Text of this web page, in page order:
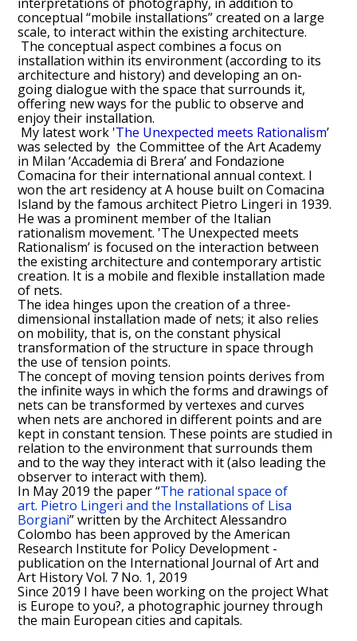
conceptual “mobile installations” created on a large
scale, to interact within the existing architecture.
The conceptual aspect combines a focus on
installation within its environment (according to its
architecture and history) and developing an on-
going dialogue with the space that surrounds it,
offering new ways for the public to observe and
enjoy their installation.
My latest work 'The Unexpected meets Rationalism’
was selected by the Committee of the Art Academy
in Milan ‘Accademia di Brera’ and Fondazione
Comacina for their international annual context. I
won the art residency at A house built on Comacina
Island by the famous architect Pietro Lingeri in 1939.
He was a prominent member of the Italian
rationalism movement. 'The Unexpected meets
Rationalism’ is focused on the interaction between
the existing architecture and contemporary artistic
creation. It is a mobile and flexible installation made
of nets.
The idea hinges upon the creation of a three-
dimensional installation made of nets; it also relies
on mobility, that is, on the constant physical
transformation of the structure in space through
the use of tension points.
The concept of moving tension points derives from
the infinite ways in which the forms and drawings of
nets can be transformed by vertexes and curves
when nets are anchored in different points and are
kept in constant tension. These points are studied in
relation to the environment that surrounds them
and to the way they interact with it (also leading the
observer to interact with them).
In May 2019 the paper “The rational space of
art. Pietro Lingeri and the Installations of Lisa
Borgiani” written by the Architect Alessandro
Colombo has been approved by the American
Research Institute for Policy Development -
publication on the International Journal of Art and
Art History Vol. 7 No. 1, 2019
Since 2019 I have been working on the projectWhat
is Europe to you?, a photographic journey through
the main European cities and capitals.